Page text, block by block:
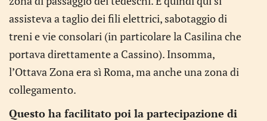
assisteva a taglio dei fili elettrici, sabotaggio di
treni e vie consolari (in particolare la Casilina che
portava direttamente a Cassino). Insomma,
l’Ottava Zona era sì Roma, ma anche una zona di
collegamento.
Questo ha facilitato poi la partecipazione di